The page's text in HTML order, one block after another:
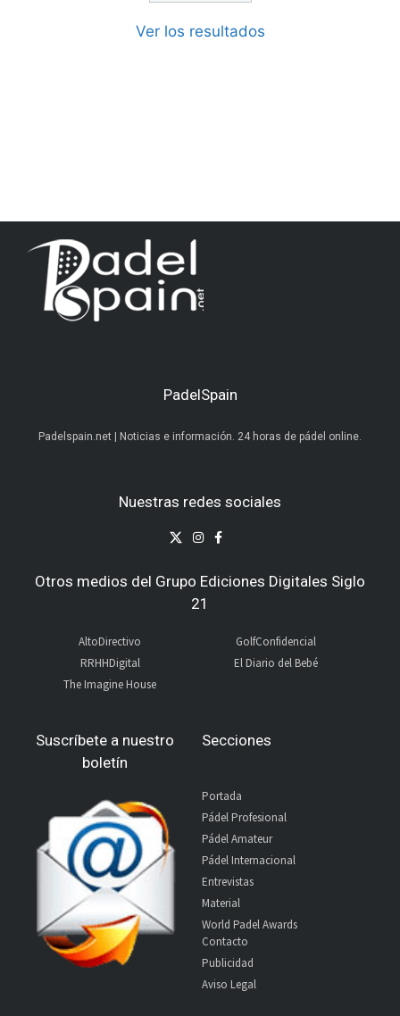
Ver los resultados
PadelSpain
Padelspain.net | Noticias e información. 24 horas de pádel online.
Nuestras redes sociales
Otros medios del Grupo Ediciones Digitales Siglo
21
AltoDirectivo
RRHHDigital
The Imagine House
GolfConfidencial
El Diario del Bebé
Suscríbete a nuestro
boletín
Secciones
Portada
Pádel Profesional
Pádel Amateur
Pádel Internacional
Entrevistas
Material
World Padel Awards
Contacto
Publicidad
Aviso Legal